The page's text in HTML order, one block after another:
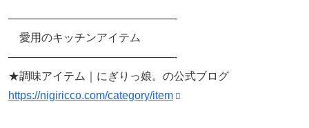
———————————————-
愛用のキッチンアイテム
———————————————-
★調味アイテム｜にぎりっ娘。の公式ブログ
https://nigiricco.com/category/item